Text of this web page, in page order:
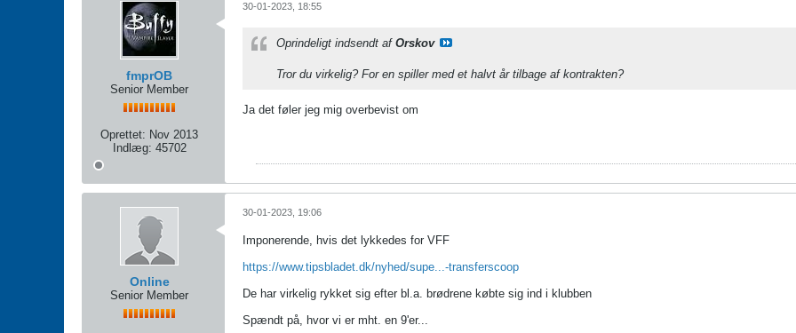
fmprOB
Senior Member
Oprettet: Nov 2013
Indlæg: 45702
30-01-2023, 18:55
Oprindeligt indsendt af Orskov
Tror du virkelig? For en spiller med et halvt år tilbage af kontrakten?
Ja det føler jeg mig overbevist om
Online
Senior Member
30-01-2023, 19:06
Imponerende, hvis det lykkedes for VFF
https://www.tipsbladet.dk/nyhed/supe...-transferscoop
De har virkelig rykket sig efter bl.a. brødrene købte sig ind i klubben
Spændt på, hvor vi er mht. en 9'er...